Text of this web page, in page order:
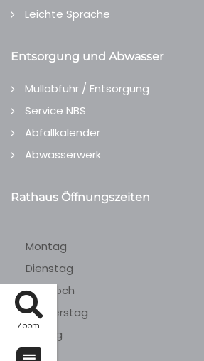
Zoom
Leichte Sprache
Entsorgung und Abwasser
Müllabfuhr / Entsorgung
Service NBS
Abfallkalender
Abwasserwerk
Rathaus Öffnungszeiten
Montag
Dienstag
Mittwoch
Donnerstag
Freitag